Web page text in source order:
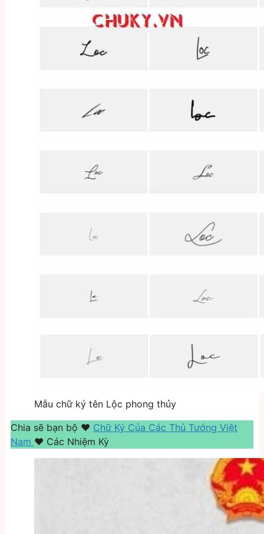
Mẫu chữ ký tên Lộc phong thủy
Chia sẽ bạn bộ ❤️️ Chữ Ký Của Các Thủ Tướng Việt
Nam ❤️️ Các Nhiệm Kỳ